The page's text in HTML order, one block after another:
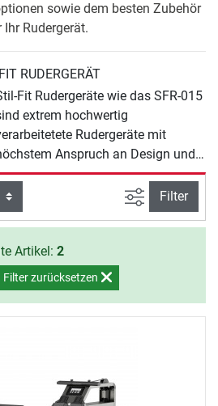
sowie dem besten Zubehör
Ihr Rudergerät.
RUDERGERÄT
Fit Rudergeräte wie das SFR-015
extrem hochwertig
Rudergeräte mit
Anspruch an Design und
Das
Wasserwiderstandssystem wurde
mit dem Rudergeräte-
First Degree Fitness
Stif-Fit Rudergeräte
passen wie Möbelstücke ins
Wohnambiente.
Ansicht
Filter
Artikel: 2
Filter zurücksetzen